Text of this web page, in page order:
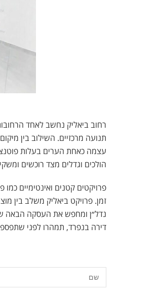
רחוב ביאליק נחשב לאחד
תנועה מרכזיים. השילוב בין
עצמה כאחת הערים בעלות
הולכים וגדלים מצד רוכשים
פרויקטים קטנים ואינטימיים כמו
זמן. פרויקט ביאליק משלב בין
נדל״ן ומחפש את העסקה הבאה
דירה בנפרד, תמהרו לפני